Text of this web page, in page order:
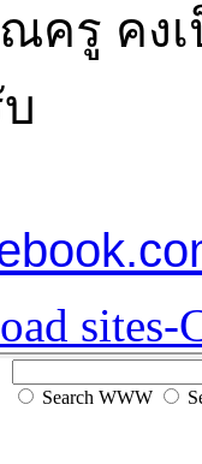
ครู คง
sites-
Search WWW